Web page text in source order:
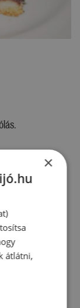
×
átlátni,